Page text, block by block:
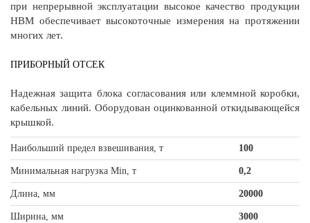
при непрерывной эксплуатации высокое качество продукции
HBM обеспечивает высокоточные измерения на протяжении
многих лет.
ПРИБОРНЫЙ ОТСЕК
Надежная защита блока согласования или клеммной коробки,
кабельных линий. Оборудован оцинкованной откидывающейся
крышкой.
Наибольший предел взвешивания, т 100
Минимальная нагрузка Min, т 0,2
Длина, мм 20000
Ширина, мм 3000